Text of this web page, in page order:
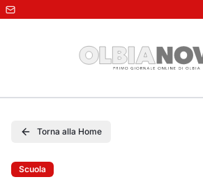
Torna alla Home
Scuola